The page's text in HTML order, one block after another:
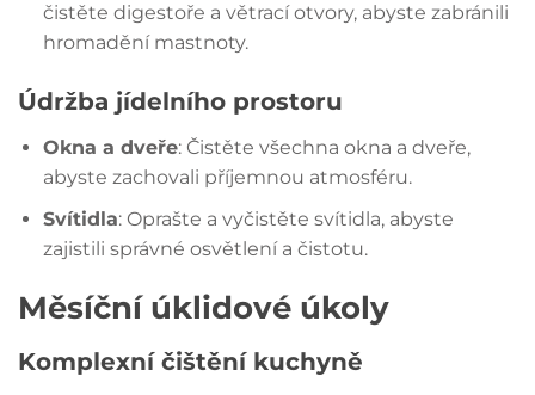
čistěte digestoře a větrací otvory, abyste zabránili
hromadění mastnoty.
Údržba jídelního prostoru
Okna a dveře: Čistěte všechna okna a dveře,
abyste zachovali příjemnou atmosféru.
Svítidla: Oprašte a vyčistěte svítidla, abyste
zajistili správné osvětlení a čistotu.
Měsíční úklidové úkoly
Komplexní čištění kuchyně